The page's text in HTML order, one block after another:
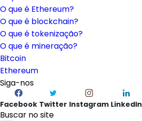
O que é Ethereum?
O que é blockchain?
O que é tokenização?
O que é mineração?
Bitcoin
Ethereum
Siga-nos
Facebook Twitter Instagram LinkedIn
Buscar no site